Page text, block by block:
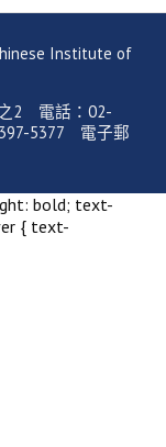
Institute of
之2 電話：02-
5377 電子郵
bold; text-
{ text-